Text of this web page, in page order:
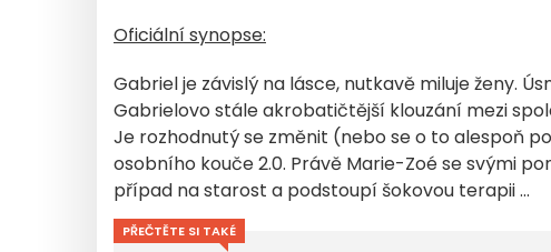
Oficiální synopse:
Gabriel je závislý na lásce, nutkavě miluje ženy.
Gabrielovo stále akrobatičtější klouzání mezi
Je rozhodnutý se změnit (nebo se o to alespoň
osobního kouče 2.0. Právě Marie-Zoé se svými
případ na starost a podstoupí šokovou terapii ...
PŘEČTĚTE SI TAKÉ